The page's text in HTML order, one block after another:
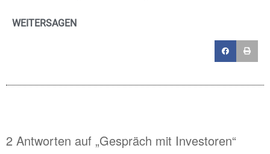
WEITERSAGEN
2 Antworten auf „Gespräch mit Investoren“